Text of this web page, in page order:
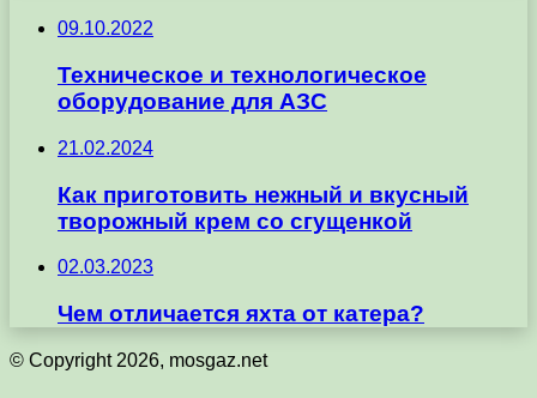
09.10.2022
Техническое и технологическое
оборудование для АЗС
21.02.2024
Как приготовить нежный и вкусный
творожный крем со сгущенкой
02.03.2023
Чем отличается яхта от катера?
© Copyright 2026, mosgaz.net